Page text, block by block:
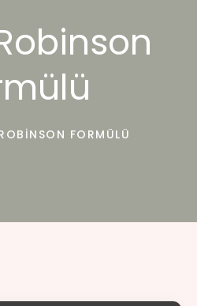
FORMÜLÜ